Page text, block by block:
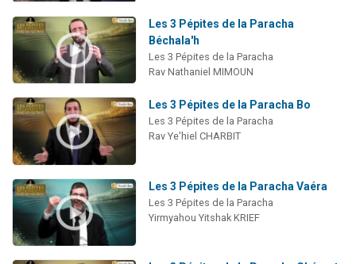
Les 3 Pépites de la Paracha
Béchala'h
Les 3 Pépites de la Paracha
Rav Nathaniel MIMOUN
Les 3 Pépites de la Paracha Bo
Les 3 Pépites de la Paracha
Rav Ye'hiel CHARBIT
Les 3 Pépites de la Paracha Vaéra
Les 3 Pépites de la Paracha
Yirmyahou Yitshak KRIEF